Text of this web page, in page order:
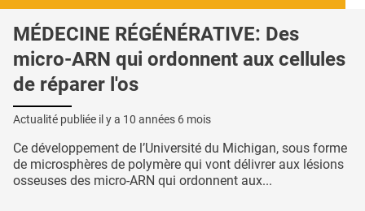
MÉDECINE RÉGÉNÉRATIVE: Des
micro-ARN qui ordonnent aux cellules
de réparer l'os
Actualité publiée il y a 10 années 6 mois
Ce développement de l’Université du Michigan, sous forme
de microsphères de polymère qui vont délivrer aux lésions
osseuses des micro-ARN qui ordonnent aux...